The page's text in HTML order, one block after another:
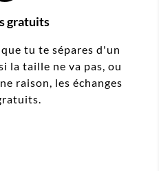
gratuits
tu te sépares d'un
la taille ne va pas, ou
raison, les échanges